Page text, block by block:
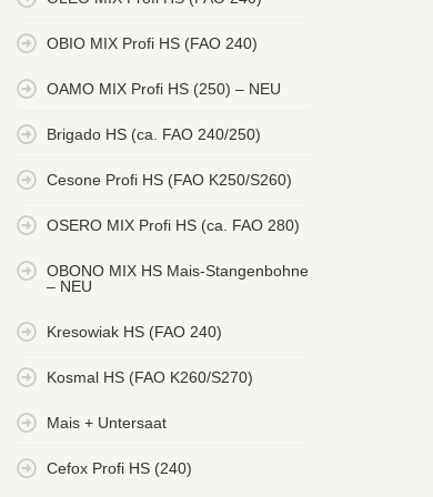
OBIO MIX Profi HS (FAO 240)
OAMO MIX Profi HS (250) – NEU
Brigado HS (ca. FAO 240/250)
Cesone Profi HS (FAO K250/S260)
OSERO MIX Profi HS (ca. FAO 280)
OBONO MIX HS Mais-Stangenbohne
– NEU
Kresowiak HS (FAO 240)
Kosmal HS (FAO K260/S270)
Mais + Untersaat
Cefox Profi HS (240)